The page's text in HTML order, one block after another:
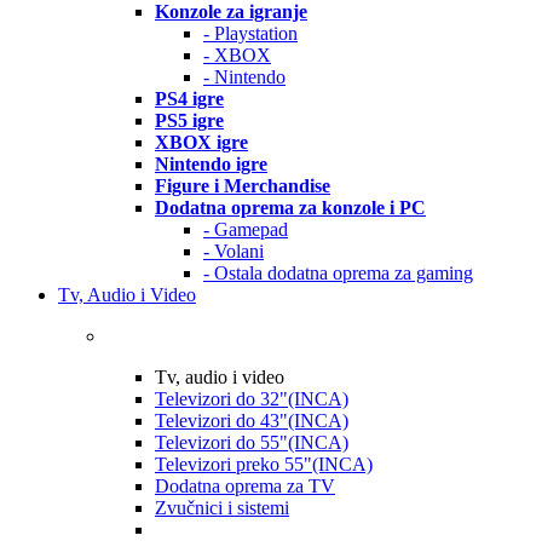
Konzole za igranje
- Playstation
- XBOX
- Nintendo
PS4 igre
PS5 igre
XBOX igre
Nintendo igre
Figure i Merchandise
Dodatna oprema za konzole i PC
- Gamepad
- Volani
- Ostala dodatna oprema za gaming
Tv, Audio i Video
Tv, audio i video
Televizori do 32"(INCA)
Televizori do 43"(INCA)
Televizori do 55"(INCA)
Televizori preko 55"(INCA)
Dodatna oprema za TV
Zvučnici i sistemi